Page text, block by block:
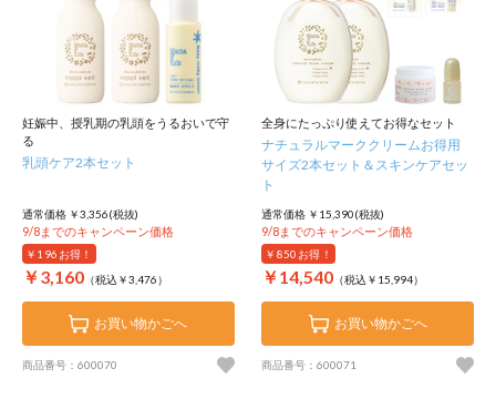
妊娠中、授乳期の乳頭をうるおいで守
る
乳頭ケア2本セット
通常価格 ￥3,356(税抜)
9/8までのキャンペーン価格
￥196 お得！
￥3,160 （税込￥3,476）
お買い物かごへ
商品番号：600070
全身にたっぷり使えてお得なセット
ナチュラルマーククリームお得用
サイズ2本セット＆スキンケアセッ
ト
通常価格 ￥15,390(税抜)
9/8までのキャンペーン価格
￥850 お得！
￥14,540 （税込￥15,994）
お買い物かごへ
商品番号：600071